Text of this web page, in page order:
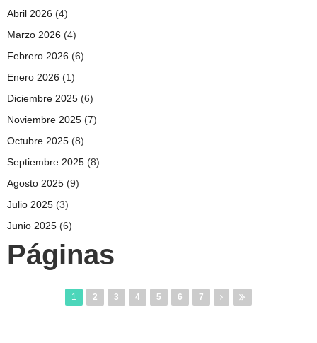
Abril 2026 (4)
Marzo 2026 (4)
Febrero 2026 (6)
Enero 2026 (1)
Diciembre 2025 (6)
Noviembre 2025 (7)
Octubre 2025 (8)
Septiembre 2025 (8)
Agosto 2025 (9)
Julio 2025 (3)
Junio 2025 (6)
Páginas
1 2 3 4 5 6 7